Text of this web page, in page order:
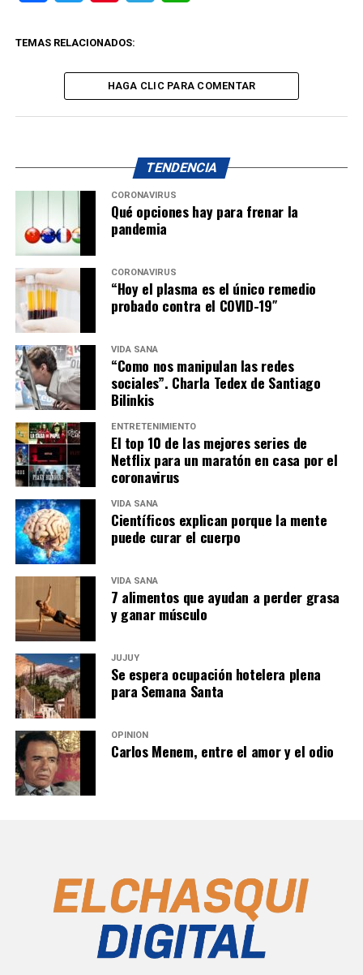
TEMAS RELACIONADOS:
HAGA CLIC PARA COMENTAR
TENDENCIA
CORONAVIRUS
Qué opciones hay para frenar la
pandemia
CORONAVIRUS
“Hoy el plasma es el único remedio
probado contra el COVID-19″
VIDA SANA
“Como nos manipulan las redes
sociales”. Charla Tedex de Santiago
Bilinkis
ENTRETENIMIENTO
El top 10 de las mejores series de
Netflix para un maratón en casa por el
coronavirus
VIDA SANA
Científicos explican porque la mente
puede curar el cuerpo
VIDA SANA
7 alimentos que ayudan a perder grasa
y ganar músculo
JUJUY
Se espera ocupación hotelera plena
para Semana Santa
OPINIÓN
Carlos Menem, entre el amor y el odio